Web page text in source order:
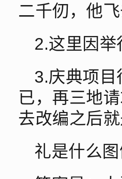
二千仞，他飞
2.这里因
3.庆典项
已，再三地
去改编之后就
礼是什么图